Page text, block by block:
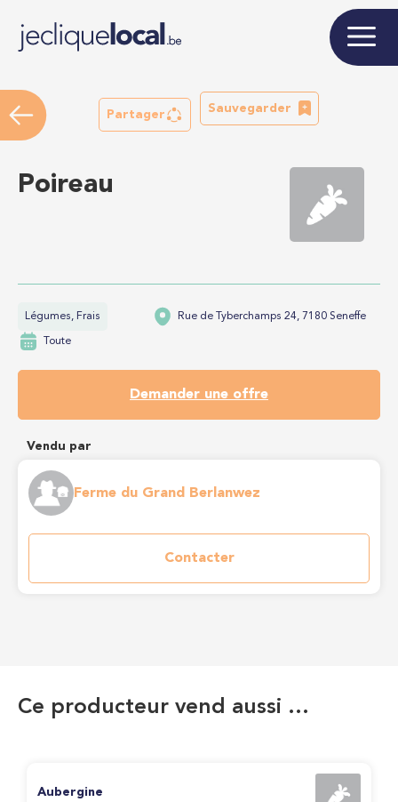
Partager
Sauvegarder
Poireau
Légumes, Frais Rue de Tyberchamps 24, 7180 Seneffe
Toute
Demander une offre
Vendu par
Ferme du Grand Berlanwez
Contacter
Ce producteur vend aussi …
Aubergine